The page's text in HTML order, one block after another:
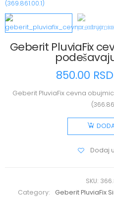
Geberit PluviaFix
850.00 RSD
Geberit PluviaFix cevna
Dodaj
SKU:
Category:
Geberit PluviaFix